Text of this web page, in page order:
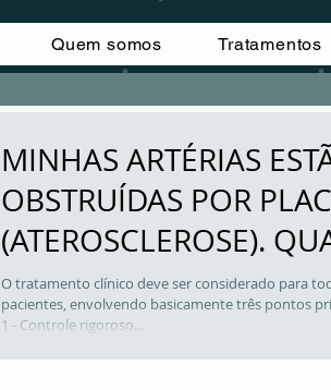
Quem somos Tratamentos
MINHAS ARTÉRIAS
OBSTRUÍDAS POR
(ATEROSCLEROSE).
O TRATAMENTO?
O tratamento clínico deve ser considerado para
pacientes, envolvendo basicamente três pontos
1 - Controle rigoroso...